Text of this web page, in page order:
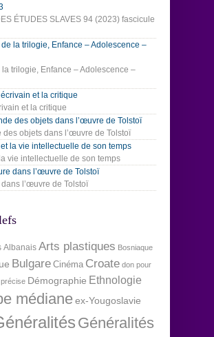
ÉTUDES SLAVES 94 (2023) fascicule
la trilogie, Enfance – Adolescence –
et la critique
des objets dans l’œuvre de Tolstoï
vie intellectuelle de son temps
dans l’œuvre de Tolstoï
Albanais Arts plastiques Bosniaque
Bulgare Cinéma Croate don pour
Démographie Ethnologie
médianeex-Yougoslavie
Généralités